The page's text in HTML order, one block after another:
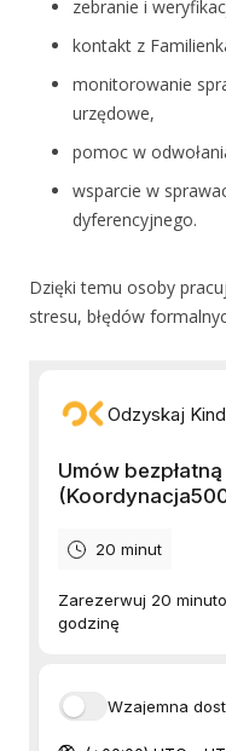
zebranie i
kontakt z
monitorowanie
urzędowe,
pomoc w
wsparcie w
dyferencyjnego.
Dzięki temu osoby
stresu, błędów